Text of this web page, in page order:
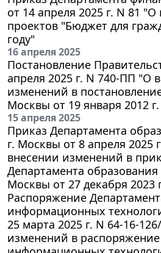
от 14 апреля 2025 г. N 81 "О
проектов "Бюджет для
году"
16 апреля 2025
Постановление
апреля 2025 г. N 740-ПП "О
изменений в
Москвы от 19 января 2012
15 апреля 2025
Приказ Департамента
г. Москвы от 8 апреля 2025
внесении изменений в
Департамента
Москвы от 27 декабря 2023
Распоряжение
информационных
25 марта 2025 г. N 64-16-
изменений в